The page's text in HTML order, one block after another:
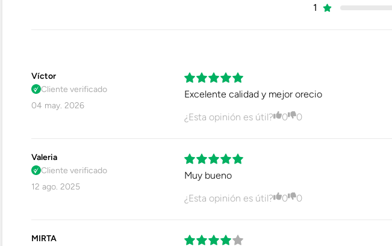
Plantilla De Seguridad
Planta
Resistencia Al Agua
1
Víctor
Cliente verificado
04 may. 2026
Excelente calidad y mejor orecio
¿Esta opinión es útil?
0 0
Valeria
Cliente verificado
12 ago. 2025
Muy bueno
¿Esta opinión es útil?
0 0
MIRTA